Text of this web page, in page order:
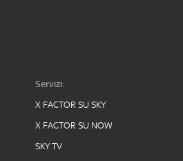
Servizi:
X FACTOR SU SKY
X FACTOR SU NOW
SKY TV